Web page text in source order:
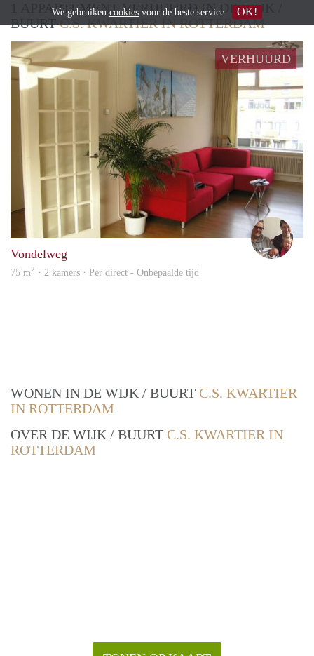
1 APPARTEMENT VERHUURD IN DE WIJK /
BUURTC.S. KWARTIER IN ROTTERDAM
VERHUURD
Vondelweg
75 m2 · 2 kamers · Per direct - Onbepaalde tijd
WONEN IN DE WIJK / BUURT C.S. KWARTIER
IN ROTTERDAM
OVER DE WIJK / BUURT C.S. KWARTIER IN
ROTTERDAM
We gebruiken cookies voor de beste service OK!